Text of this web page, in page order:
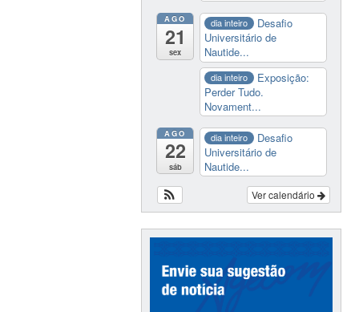
AGO
21
sex
dia inteiro
Desafio
Universitário de
Nautide...
dia inteiro
Exposição:
Perder Tudo.
Novament...
AGO
22
sáb
dia inteiro
Desafio
Universitário de
Nautide...
Ver calendário